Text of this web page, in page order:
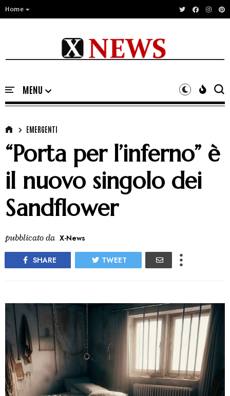
Home
EMERGENTI
“Porta per l’inferno” è
il nuovo singolo dei
Sandflower
pubblicato da X-News
SHARE TWEET